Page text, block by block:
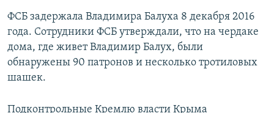
ФСБ задержала Владимира Балуха 8 декабря 2016
года. Сотрудники ФСБ утверждали, что на чердаке
дома, где живет Владимир Балух, были
обнаружены 90 патронов и несколько тротиловых
шашек.
Подконтрольные Кремлю власти Крыма